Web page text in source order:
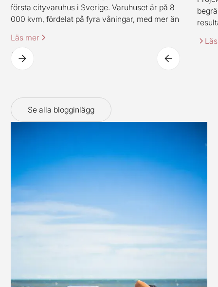
första cityvaruhus i Sverige. Varuhuset är på 8
000 kvm, fördelat på fyra våningar, med mer än
IKEAs klassiska restaurangkoncept (dock i en ny
spännande tappning).
Läs mer
Se alla blogginlägg